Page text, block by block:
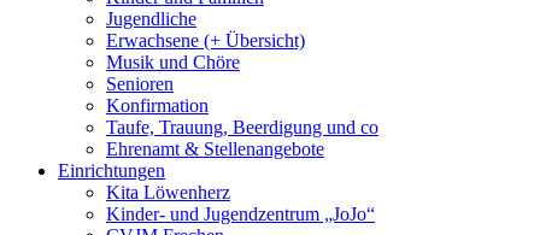
Jugendliche
Erwachsene (+ Übersicht)
Musik und Chöre
Senioren
Konfirmation
Taufe, Trauung, Beerdigung und co
Ehrenamt & Stellenangebote
Einrichtungen
Kita Löwenherz
Kinder- und Jugendzentrum „JoJo“